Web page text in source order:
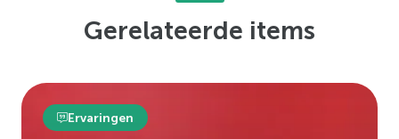
Gerelateerde items
Ervaringen